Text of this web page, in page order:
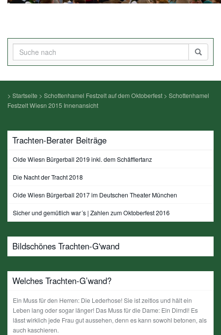
> Startseite > Schottenhamel Festzelt auf dem Oktoberfest > Schottenhamel
Festzelt Wiesn 2015 Innenansicht
Trachten-Berater Beiträge
Oide Wiesn Bürgerball 2019 inkl. dem Schäfflertanz
Die Nacht der Tracht 2018
Oide Wiesn Bürgerball 2017 im Deutschen Theater München
Sicher und gemütlich war´s | Zahlen zum Oktoberfest 2016
Bildschönes Trachten-G'wand
Welches Trachten-G’wand?
Ein Muss für den Herren: Die Lederhose! Sie ist zeitlos und hält ein
Leben lang oder sogar länger! Das Muss für die Dame: Ein Dirndl! Es
lässt wirklich jede Frau gut aussehen, denn es kann sowohl betonen, als
auch kaschieren.